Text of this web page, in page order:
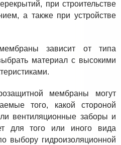
при строительстве
а также при устройстве
зависит от типа
материал с высокими
мембраны могут
того, какой стороной
вентиляционные заборы и
для того или иного вида
выбору гидроизоляционной